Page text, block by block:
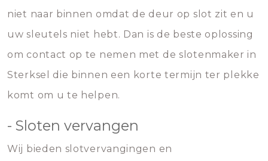
niet naar binnen omdat de deur op slot zit en u
uw sleutels niet hebt. Dan is de beste oplossing
om contact op te nemen met de slotenmaker in
Sterksel die binnen een korte termijn ter plekke
komt om u te helpen.
- Sloten vervangen
Wij bieden slotvervangingen en